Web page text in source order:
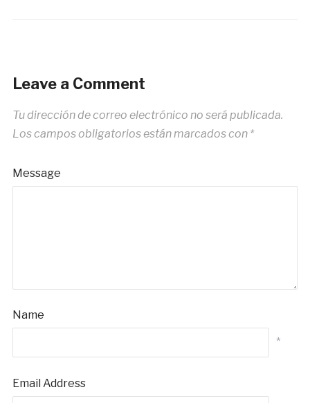
Leave a Comment
Tu dirección de correo electrónico no será publicada.
Los campos obligatorios están marcados con *
Message
Name
*
Email Address